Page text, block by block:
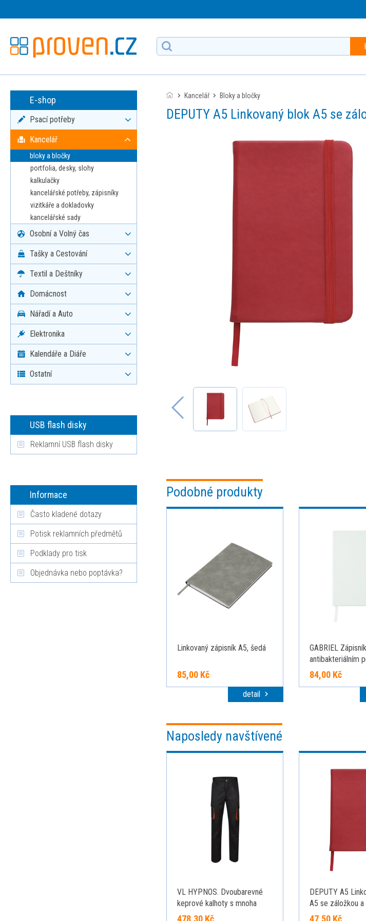
E-shop
Psací potřeby
Kancelář
bloky a bločky
portfolia, desky, slohy
kalkulačky
kancelářské potřeby, zápisníky
vizitkáře a dokladovky
kancelářské sady
Osobní a Volný čas
Tašky a Cestování
Textil a Deštníky
Domácnost
Nářadí a Auto
Elektronika
Kalendáře a Diáře
Ostatní
USB flash disky
Reklamní USB flash disky
Informace
Často kladené dotazy
Potisk reklamních předmětů
Podklady pro tisk
Objednávka nebo poptávka?
Kancelář bloky a bločky
DEPUTY A5 Linkovaný blok A5 se
Podobné produkty
Linkovaný zápisník A5, šedá
85,00 Kč
detail
GABRIEL
antibakteriálním
linkovaných stran,
gumičku
84,00 Kč
Naposledy navštívené
VL HYPNOS. Dvoubarevné
keprové kalhoty s mnoha
kapsami (200 g/m²), z bavlny
478,30 Kč
DEPUTY A5
A5 se záložkou a
96 listů, červený
47,50 Kč